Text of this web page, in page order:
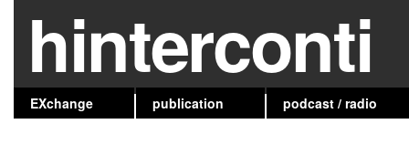
hinterconti
EXchange publication podcast / radio